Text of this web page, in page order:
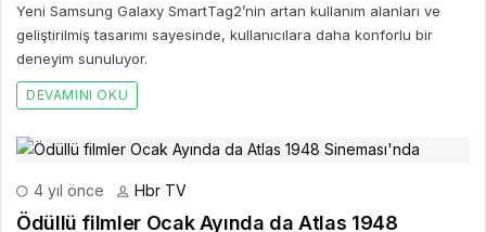
Yeni Samsung Galaxy SmartTag2’nin artan kullanım alanları ve
geliştirilmiş tasarımı sayesinde, kullanıcılara daha konforlu bir
deneyim sunuluyor.
DEVAMINI OKU
4 yıl önce Hbr TV
Ödüllü filmler Ocak Ayında da Atlas 1948